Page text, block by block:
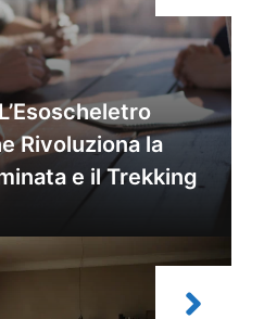
Rivoluziona la
e il Trekking